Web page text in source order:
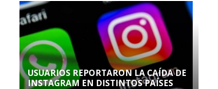
USUARIOS REPORTARON LA CAÍDA DE
INSTAGRAM EN DISTINTOS PAÍSES